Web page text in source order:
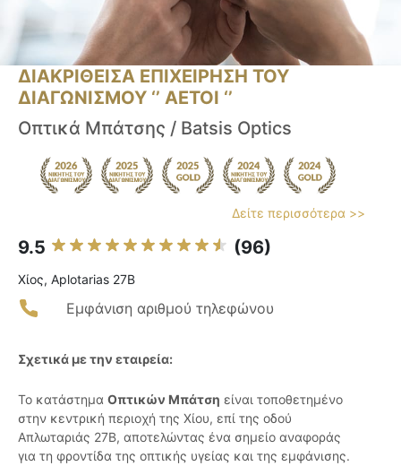
ΔΙΑΚΡΙΘΕΙΣΑ ΕΠΙΧΕΙΡΗΣΗ ΤΟΥ
ΔΙΑΓΩΝΙΣΜΟΥ ‘’ ΑΕΤΟΙ ‘’
Οπτικά Μπάτσης / Batsis Optics
Δείτε περισσότερα >>
9.5 (96)
Χίος, Aplotarias 27B
Εμφάνιση αριθμού τηλεφώνου
Σχετικά με την εταιρεία:
Το κατάστημα Οπτικών Μπάτση είναι τοποθετημένο
στην κεντρική περιοχή της Χίου, επί της οδού
Απλωταριάς 27Β, αποτελώντας ένα σημείο αναφοράς
για τη φροντίδα της οπτικής υγείας και της εμφάνισης.